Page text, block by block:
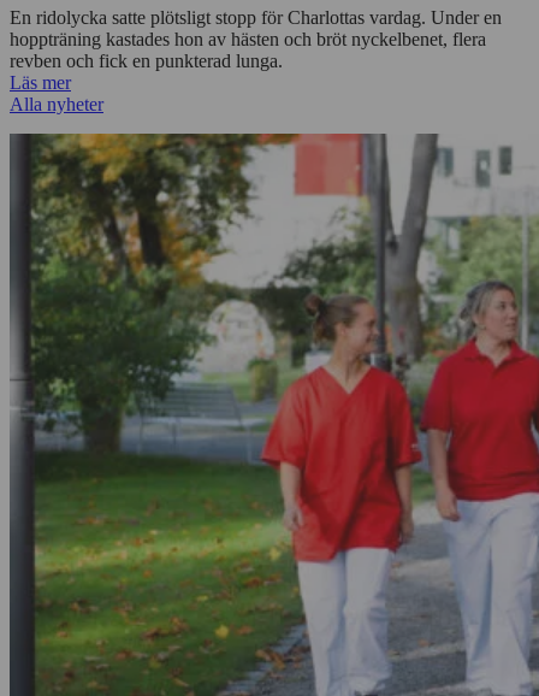
En ridolycka satte plötsligt stopp för Charlottas vardag. Under en
hoppträning kastades hon av hästen och bröt nyckelbenet, flera
revben och fick en punkterad lunga.
Läs mer
Alla nyheter